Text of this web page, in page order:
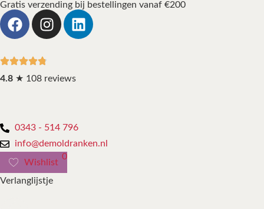
Gratis verzending bij bestellingen vanaf €200
4.8 ★ 108 reviews
0343 - 514 796
info@demoldranken.nl
Wishlist
0
Verlanglijstje